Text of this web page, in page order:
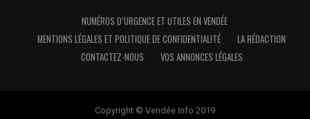
NUMÉROS D’URGENCE ET UTILES EN VENDÉE
MENTIONS LÉGALES ET POLITIQUE DE CONFIDENTIALITÉ
LA RÉDACTION
CONTACTEZ-NOUS
VOS ANNONCES LÉGALES
Copyright © Vendée Info 2019